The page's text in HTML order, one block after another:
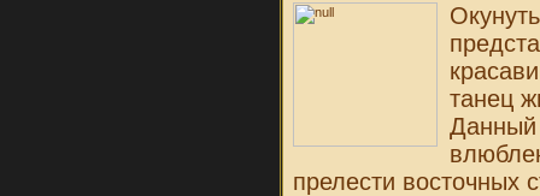
танец
Данный
прелести восточных